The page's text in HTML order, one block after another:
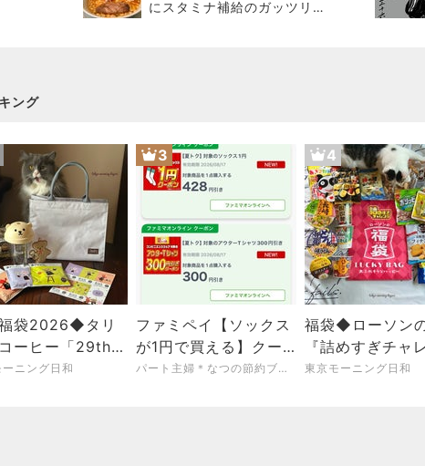
にスタミナ補給のガッツリ濃
ング
袋2026◆タリ
ーヒー「29th
Happy
ーニング日和
3
ファミペイ【ソックス
が1円で買える】クー
ポン！店頭受け取り可
パート主婦＊なつの節約ブログ＊低収入でも心豊かな暮らし
4
福袋◆ローソン
『詰めすぎチャ
LUCKY BAG あ
東京モーニング日和